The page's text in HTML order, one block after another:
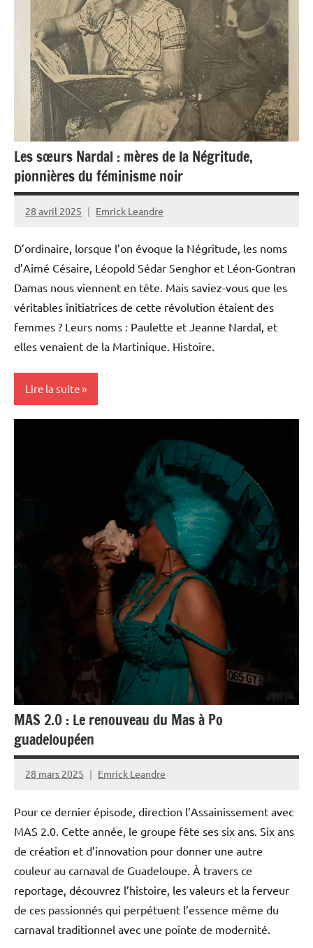
Guyane
Histoire
La
Réunion
Martinique
Océan
Indien
Outremer
Société
Les sœurs Nardal : mères de la Négritude,
pionnières du féminisme noir
28 avril 2025 Emrick Leandre
D’ordinaire, lorsque l’on évoque la Négritude, les noms
d’Aimé Césaire, Léopold Sédar Senghor et Léon-Gontran
Damas nous viennent en tête. Mais saviez-vous que les
véritables initiatrices de cette révolution étaient des
femmes ? Leurs noms : Paulette et Jeanne Nardal, et
elles venaient de la Martinique. Histoire.
Lire la suite
Société
MAS 2.0 : Le renouveau du Mas à Po
guadeloupéen
28 mars 2025 Emrick Leandre
Pour ce dernier épisode, direction l’Assainissement avec
MAS 2.0. Cette année, le groupe fête ses six ans. Six ans
de création et d’innovation pour donner une autre
couleur au carnaval de Guadeloupe. À travers ce
reportage, découvrez l’histoire, les valeurs et la ferveur
de ces passionnés qui perpétuent l’essence même du
carnaval traditionnel avec une pointe de modernité.